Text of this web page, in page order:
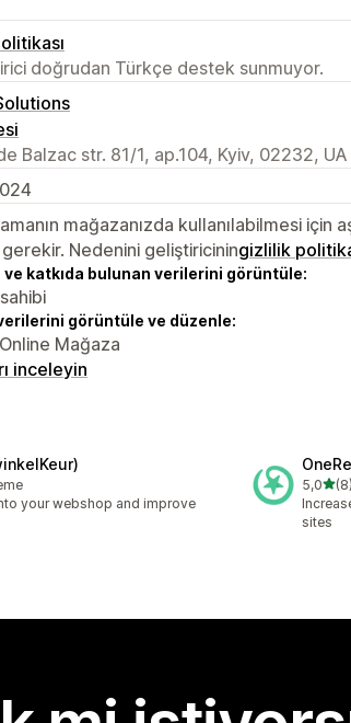
doğrudan Türkçe destek sunmuyor.
Balzac str. 81/1, ap.104, Kyiv, 02232, UA
mağazanızda kullanılabilmesi için
Nedenini geliştiriciningizlilik
katkıda bulunan verilerini görüntüle:
görüntüle ve düzenle:
Mağaza
inceleyin
your webshop and improve
5,05 (8)
toplam
sites